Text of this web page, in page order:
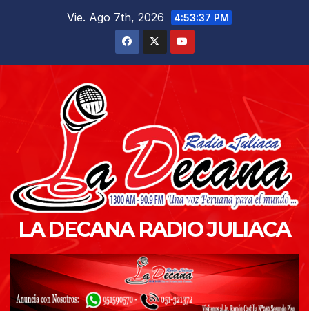
Vie. Ago 7th, 2026 4:53:38 PM
LA DECANA RADIO JULIACA